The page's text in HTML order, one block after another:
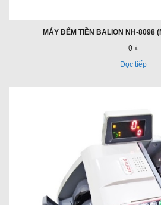
MÁY ĐẾM TIỀN BALION NH-8098
0 ₫
Đọc tiếp